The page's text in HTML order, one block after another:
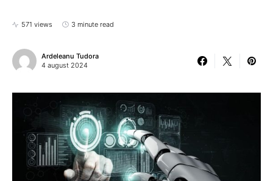
571 views 3 minute read
Ardeleanu Tudora
4 august 2024